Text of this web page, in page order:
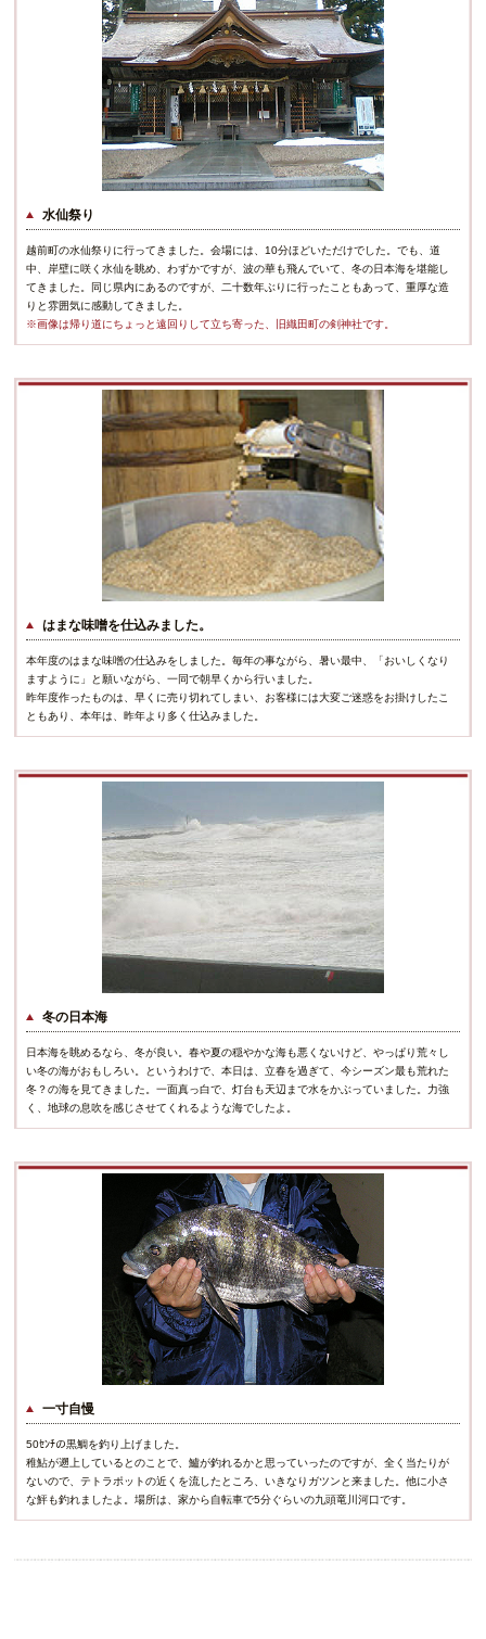
水仙祭り
越前町の水仙祭りに行ってきました。会場には、10分ほどいただけでした。でも、道
中、岸壁に咲く水仙を眺め、わずかですが、波の華も飛んでいて、冬の日本海を堪能し
てきました。同じ県内にあるのですが、二十数年ぶりに行ったこともあって、重厚な造
りと雰囲気に感動してきました。
※画像は帰り道にちょっと遠回りして立ち寄った、旧織田町の剣神社です。
はまな味噌を仕込みました。
本年度のはまな味噌の仕込みをしました。毎年の事ながら、暑い最中、「おいしくなり
ますように」と願いながら、一同で朝早くから行いました。
昨年度作ったものは、早くに売り切れてしまい、お客様には大変ご迷惑をお掛けしたこ
ともあり、本年は、昨年より多く仕込みました。
冬の日本海
日本海を眺めるなら、冬が良い。春や夏の穏やかな海も悪くないけど、やっぱり荒々し
い冬の海がおもしろい。というわけで、本日は、立春を過ぎて、今シーズン最も荒れた
冬？の海を見てきました。一面真っ白で、灯台も天辺まで水をかぶっていました。力強
く、地球の息吹を感じさせてくれるような海でしたよ。
一寸自慢
50ｾﾝﾁの黒鯛を釣り上げました。
稚鮎が遡上しているとのことで、鱸が釣れるかと思っていったのですが、全く当たりが
ないので、テトラポットの近くを流したところ、いきなりガツンと来ました。他に小さ
な鮃も釣れましたよ。場所は、家から自転車で5分ぐらいの九頭竜川河口です。